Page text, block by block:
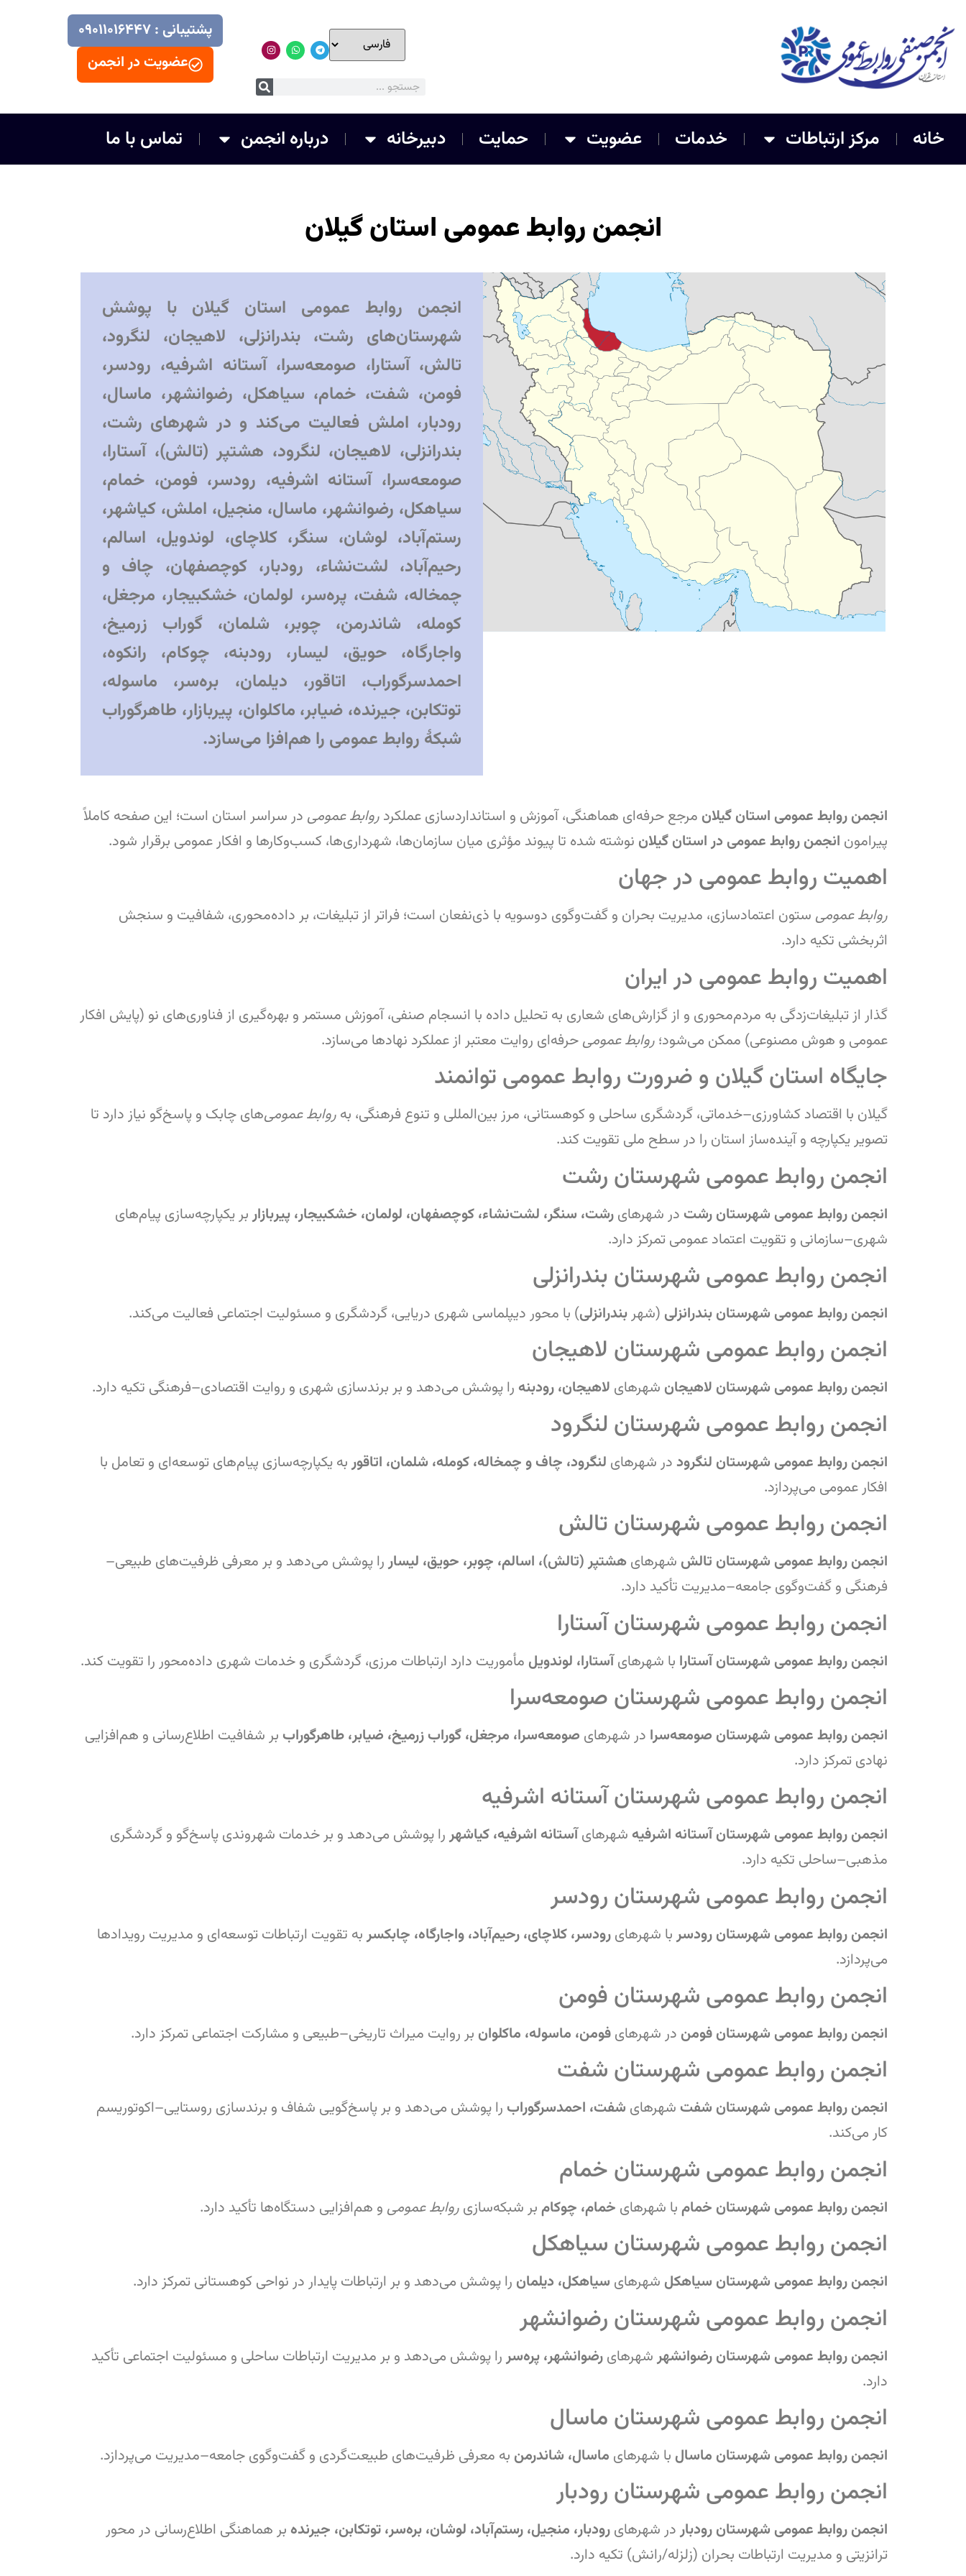
پشتیبانی : ۰۹۰۱۱۰۱۶۴۴۷
عضویت در انجمن
خانه مرکز ارتباطات خدمات عضویت حمایت دبیرخانه درباره انجمن تماس با ما
انجمن روابط عمومی استان گیلان
انجمن روابط عمومی استان گیلان با پوشش
شهرستان‌های رشت، بندرانزلی، لاهیجان، لنگرود،
تالش، آستارا، صومعه‌سرا، آستانه اشرفیه، رودسر،
فومن، شفت، خمام، سیاهکل، رضوانشهر، ماسال،
رودبار، املش فعالیت می‌کند و در شهرهای رشت،
بندرانزلی، لاهیجان، لنگرود، هشتپر (تالش)، آستارا،
صومعه‌سرا، آستانه اشرفیه، رودسر، فومن، خمام،
سیاهکل، رضوانشهر، ماسال، منجیل، املش، کیاشهر،
رستم‌آباد، لوشان، سنگر، کلاچای، لوندویل، اسالم،
رحیم‌آباد، لشت‌نشاء، رودبار، کوچصفهان، چاف و
چمخاله، شفت، پره‌سر، لولمان، خشکبیجار، مرجغل،
کومله، شاندرمن، چوبر، شلمان، گوراب زرمیخ،
واجارگاه، حویق، لیسار، رودبنه، چوکام، رانکوه،
احمدسرگوراب، اتاقور، دیلمان، بره‌سر، ماسوله،
توتکابن، جیرنده، ضیابر، ماکلوان، پیربازار، طاهرگوراب
شبکهٔ روابط عمومی را هم‌افزا می‌سازد.
انجمن روابط عمومی استان گیلان مرجع حرفه‌ای هماهنگی، آموزش و استانداردسازی عملکردروابط عمومی در سراسر استان است؛ این صفحه کاملاً
پیرامون انجمن روابط عمومی در استان گیلان نوشته شده تا پیوند مؤثری میان سازمان‌ها، شهرداری‌ها، کسب‌وکارها و افکار عمومی برقرار شود.
اهمیت روابط عمومی در جهان
روابط عمومی ستون اعتمادسازی، مدیریت بحران و گفت‌وگوی دوسویه با ذی‌نفعان است؛ فراتر از تبلیغات، بر داده‌محوری، شفافیت و سنجش
اثربخشی تکیه دارد.
اهمیت روابط عمومی در ایران
گذار از تبلیغات‌زدگی به مردم‌محوری و از گزارش‌های شعاری به تحلیل داده با انسجام صنفی، آموزش مستمر و بهره‌گیری از فناوری‌های نو (پایش افکار
عمومی و هوش مصنوعی) ممکن می‌شود؛روابط عمومیحرفه‌ای روایت معتبر از عملکرد نهادها می‌سازد.
جایگاه استان گیلان و ضرورت روابط عمومی توانمند
گیلان با اقتصاد کشاورزی–خدماتی، گردشگری ساحلی و کوهستانی، مرز بین‌المللی و تنوع فرهنگی، بهروابط عمومی‌های چابک و پاسخ‌گو نیاز دارد تا
تصویر یکپارچه و آینده‌ساز استان را در سطح ملی تقویت کند.
انجمن روابط عمومی شهرستان رشت
انجمن روابط عمومی شهرستان رشت در شهرهایرشت، سنگر، لشت‌نشاء، کوچصفهان، لولمان، خشکبیجار، پیربازاربر یکپارچه‌سازی پیام‌های
شهری–سازمانی و تقویت اعتماد عمومی تمرکز دارد.
انجمن روابط عمومی شهرستان بندرانزلی
انجمن روابط عمومی شهرستان بندرانزلی (شهربندرانزلی) با محور دیپلماسی شهری دریایی، گردشگری و مسئولیت اجتماعی فعالیت می‌کند.
انجمن روابط عمومی شهرستان لاهیجان
انجمن روابط عمومی شهرستان لاهیجان شهرهای لاهیجان، رودبنه را پوشش می‌دهد و بر برندسازی شهری و روایت اقتصادی–فرهنگی تکیه دارد.
انجمن روابط عمومی شهرستان لنگرود
انجمن روابط عمومی شهرستان لنگرود در شهرهای لنگرود، چاف و چمخاله، کومله، شلمان، اتاقوربه یکپارچه‌سازی پیام‌های توسعه‌ای و تعامل با
افکار عمومی می‌پردازد.
انجمن روابط عمومی شهرستان تالش
انجمن روابط عمومی شهرستان تالش شهرهایهشتپر (تالش)، اسالم، چوبر، حویق، لیساررا پوشش می‌دهد و بر معرفی ظرفیت‌های طبیعی–
فرهنگی و گفت‌وگوی جامعه–مدیریت تأکید دارد.
انجمن روابط عمومی شهرستان آستارا
انجمن روابط عمومی شهرستان آستارا با شهرهایآستارا، لوندویل مأموریت دارد ارتباطات مرزی، گردشگری و خدمات شهری داده‌محور را تقویت کند.
انجمن روابط عمومی شهرستان صومعه‌سرا
انجمن روابط عمومی شهرستان صومعه‌سرا در شهرهای صومعه‌سرا، مرجغل، گوراب زرمیخ، ضیابر، طاهرگوراب بر شفافیت اطلاع‌رسانی و هم‌افزایی
نهادی تمرکز دارد.
انجمن روابط عمومی شهرستان آستانه اشرفیه
انجمن روابط عمومی شهرستان آستانه اشرفیه شهرهایآستانه اشرفیه، کیاشهررا پوشش می‌دهد و بر خدمات شهروندی پاسخ‌گو و گردشگری
مذهبی–ساحلی تکیه دارد.
انجمن روابط عمومی شهرستان رودسر
انجمن روابط عمومی شهرستان رودسربا شهرهایرودسر، کلاچای، رحیم‌آباد، واجارگاه، چابکسربه تقویت ارتباطات توسعه‌ای و مدیریت رویدادها
می‌پردازد.
انجمن روابط عمومی شهرستان فومن
انجمن روابط عمومی شهرستان فومن در شهرهایفومن، ماسوله، ماکلوان بر روایت میراث تاریخی–طبیعی و مشارکت اجتماعی تمرکز دارد.
انجمن روابط عمومی شهرستان شفت
انجمن روابط عمومی شهرستان شفت شهرهای شفت، احمدسرگوراب را پوشش می‌دهد و بر پاسخ‌گویی شفاف و برندسازی روستایی–اکوتوریسم
کار می‌کند.
انجمن روابط عمومی شهرستان خمام
انجمن روابط عمومی شهرستان خمامبا شهرهای خمام، چوکامبر شبکه‌سازیروابط عمومی و هم‌افزایی دستگاه‌ها تأکید دارد.
انجمن روابط عمومی شهرستان سیاهکل
انجمن روابط عمومی شهرستان سیاهکل شهرهای سیاهکل، دیلمان را پوشش می‌دهد و بر ارتباطات پایدار در نواحی کوهستانی تمرکز دارد.
انجمن روابط عمومی شهرستان رضوانشهر
انجمن روابط عمومی شهرستان رضوانشهرشهرهایرضوانشهر، پره‌سررا پوشش می‌دهد و بر مدیریت ارتباطات ساحلی و مسئولیت اجتماعی تأکید
دارد.
انجمن روابط عمومی شهرستان ماسال
انجمن روابط عمومی شهرستان ماسال با شهرهای ماسال، شاندرمن به معرفی ظرفیت‌های طبیعت‌گردی و گفت‌وگوی جامعه–مدیریت می‌پردازد.
انجمن روابط عمومی شهرستان رودبار
انجمن روابط عمومی شهرستان رودباردر شهرهایرودبار، منجیل، رستم‌آباد، لوشان، بره‌سر، توتکابن، جیرنده بر هماهنگی اطلاع‌رسانی در محور
ترانزیتی و مدیریت ارتباطات بحران (زلزله/رانش) تکیه دارد.